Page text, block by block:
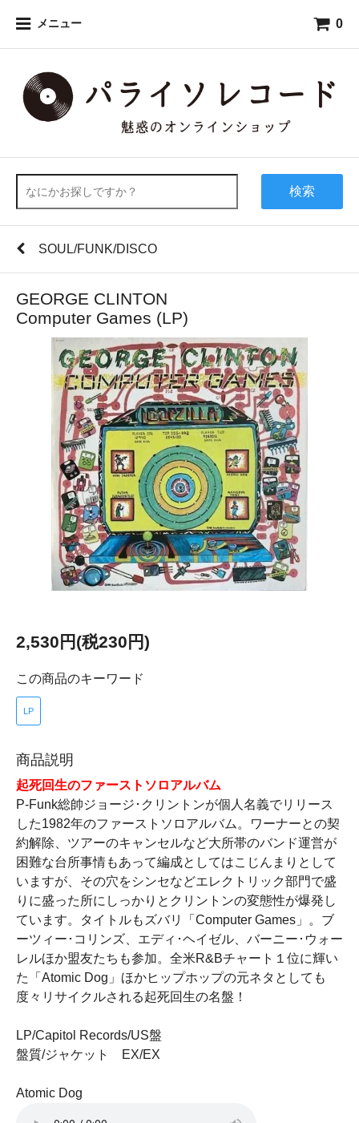
メニュー 0
検索
SOUL/FUNK/DISCO
GEORGE CLINTON
Computer Games (LP)
2,530円(税230円)
この商品のキーワード
LP
商品説明
起死回生のファーストソロアルバム
P-Funk総帥ジョージ･クリントンが個人名義でリリース
した1982年のファーストソロアルバム。ワーナーとの契
約解除、ツアーのキャンセルなど大所帯のバンド運営が
困難な台所事情もあって編成としてはこじんまりとして
いますが、その穴をシンセなどエレクトリック部門で盛
りに盛った所にしっかりとクリントンの変態性が爆発し
ています。タイトルもズバリ「Computer Games」。ブ
ーツィー･コリンズ、エディ･ヘイゼル、バーニー･ウォー
レルほか盟友たちも参加。全米R&Bチャート１位に輝い
た「Atomic Dog」ほかヒップホップの元ネタとしても
度々リサイクルされる起死回生の名盤！
LP/Capitol Records/US盤
盤質/ジャケット EX/EX
Atomic Dog